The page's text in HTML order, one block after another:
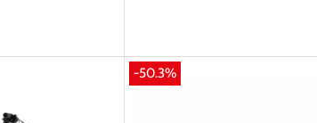
-50.3%